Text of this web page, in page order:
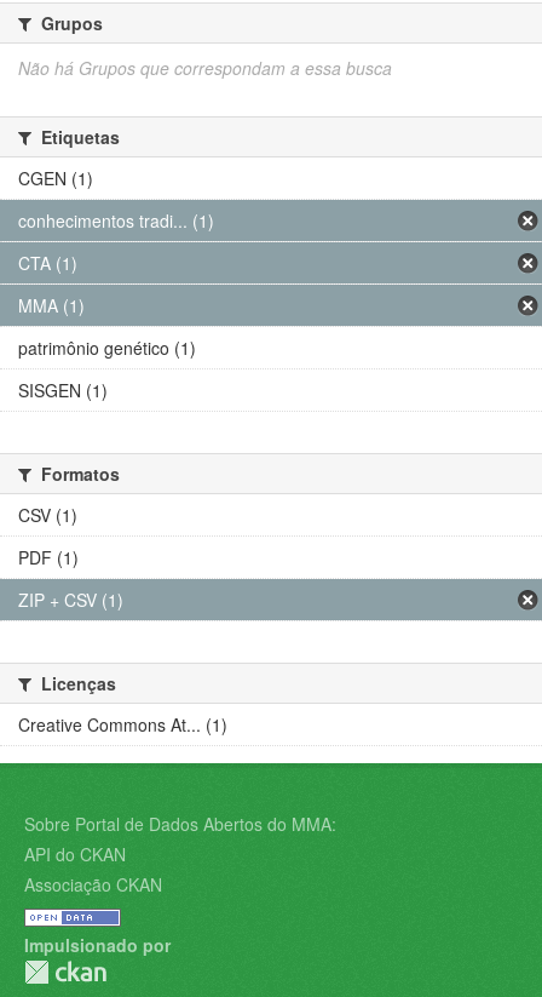
Grupos
Não há Grupos que correspondam a essa busca
Etiquetas
CGEN (1)
conhecimentos tradi... (1)
CTA (1)
MMA (1)
patrimônio genético (1)
SISGEN (1)
Formatos
CSV (1)
PDF (1)
ZIP + CSV (1)
Licenças
Creative Commons At... (1)
Sobre Portal de Dados Abertos do MMA:
API do CKAN
Associação CKAN
Impulsionado por